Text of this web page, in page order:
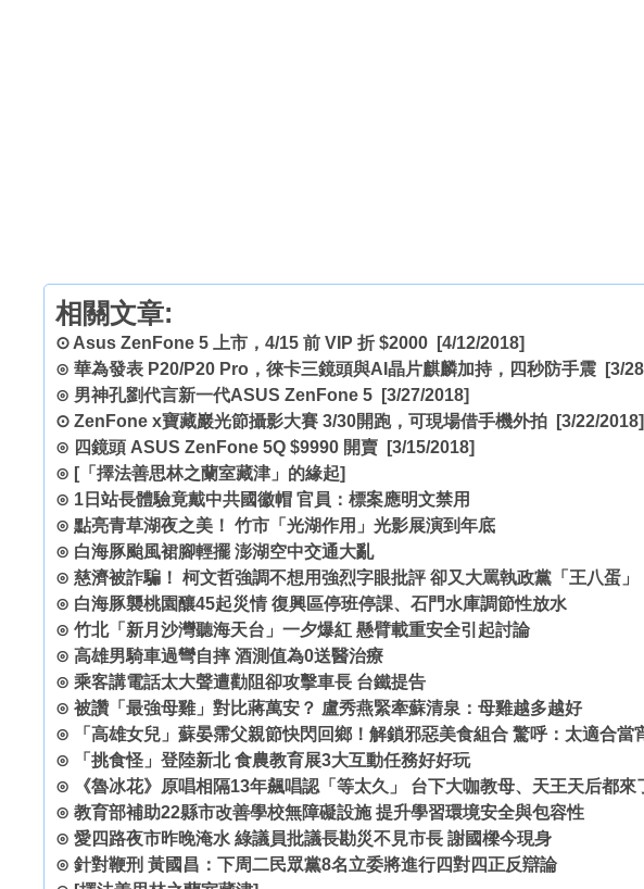
相關文章:
⊙ Asus ZenFone 5 上市，4/15 前 VIP 折 $2000 [4/12/2018]
⊙ 華為發表 P20/P20 Pro，徠卡三鏡頭與AI晶片麒麟加持，四秒防手震 [3/
⊙ 男神孔劉代言新一代ASUS ZenFone 5 [3/27/2018]
⊙ ZenFone x寶藏巖光節攝影大賽 3/30開跑，可現場借手機外拍 [3/22/2018]
⊙ 四鏡頭 ASUS ZenFone 5Q $9990 開賣 [3/15/2018]
⊙ [「擇法善思林之蘭室藏津」的緣起]
⊙ 1日站長體驗竟戴中共國徽帽 官員：標案應明文禁用
⊙ 點亮青草湖夜之美！ 竹市「光湖作用」光影展演到年底
⊙ 白海豚颱風裙腳輕擺 澎湖空中交通大亂
⊙ 慈濟被詐騙！ 柯文哲強調不想用強烈字眼批評 卻又大罵執政黨「王八蛋」
⊙ 白海豚襲桃園釀45起災情 復興區停班停課、石門水庫調節性放水
⊙ 竹北「新月沙灣聽海天台」一夕爆紅 懸臂載重安全引起討論
⊙ 高雄男騎車過彎自摔 酒測值為0送醫治療
⊙ 乘客講電話太大聲遭勸阻卻攻擊車長 台鐵提告
⊙ 被讚「最強母雞」對比蔣萬安？ 盧秀燕緊牽蘇清泉：母雞越多越好
⊙
「高雄女兒」蘇晏霈父親節快閃回鄉！解鎖邪惡美食組合 驚呼：太適合當
⊙
「挑食怪」登陸新北 食農教育展3大互動任務好好玩
⊙
《魯冰花》原唱相隔13年飆唱認「等太久」 台下大咖教母、天王天后都來
⊙ 教育部補助22縣市改善學校無障礙設施 提升學習環境安全與包容性
⊙ 愛四路夜市昨晚淹水 綠議員批議長勘災不見市長 謝國樑今現身
⊙ 針對鞭刑 黃國昌：下周二民眾黨8名立委將進行四對四正反辯論